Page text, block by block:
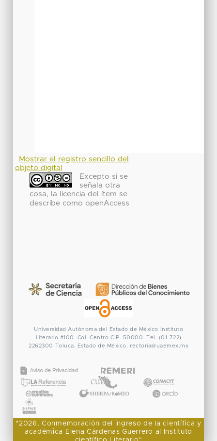
Mostrar el registro sencillo del
objeto digital
Excepto si se
señala otra
cosa, la licencia del ítem se
describe como openAccess
Universidad Autónoma del Estado de México
Instituto
Literario #100. Col. Centro C.P. 50000. Tel. (01-722)
2262300 Toluca, Estado de México. rectoria@uaemex.mx
"2026, Conmemoración del ingreso de la científica y
académica Elena Cárdenas Guerrero al Instituto